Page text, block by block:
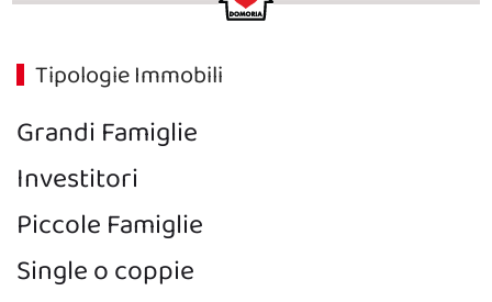
Tipologie Immobili
Grandi Famiglie
Investitori
Piccole Famiglie
Single o coppie